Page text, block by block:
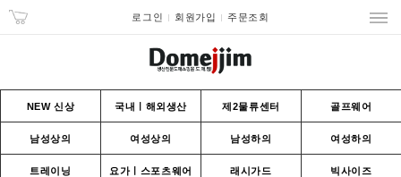
로그인 회원가입 주문조회
NEW 신상 국내ㅣ해외생산 제2물류센터 골프웨어
남성상의 여성상의 남성하의 여성하의
트레이닝 요가ㅣ스포츠웨어 래시가드 빅사이즈